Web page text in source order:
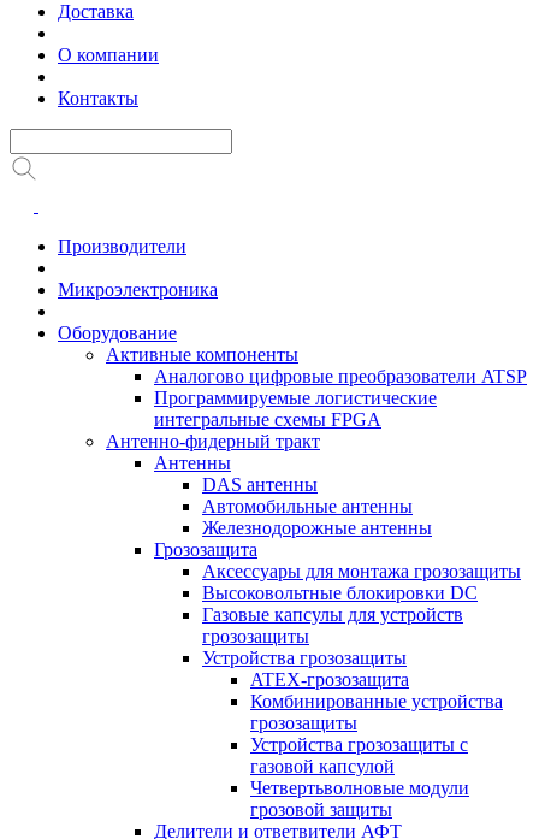
Доставка
О компании
Контакты
Производители
Микроэлектроника
Оборудование
Активные компоненты
Аналогово цифровые преобразователи ATSP
Программируемые логистические
интегральные схемы FPGA
Антенно-фидерный тракт
Антенны
DAS антенны
Автомобильные антенны
Железнодорожные антенны
Грозозащита
Аксессуары для монтажа грозозащиты
Высоковольтные блокировки DC
Газовые капсулы для устройств
грозозащиты
Устройства грозозащиты
ATEX-грозозащита
Комбинированные устройства
грозозащиты
Устройства грозозащиты с
газовой капсулой
Четвертьволновые модули
грозовой защиты
Делители и ответвители АФТ